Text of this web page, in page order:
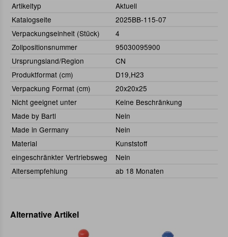
Artikeltyp
Aktuell
Katalogseite
2025BB-115-07
Verpackungseinheit (Stück)
4
Zollpositionsnummer
95030095900
Ursprungsland/Region
CN
Produktformat (cm)
D19,H23
Verpackung Format (cm)
20x20x25
Nicht geeignet unter
Keine Beschränkung
Made by Bartl
Nein
Made in Germany
Nein
Material
Kunststoff
eingeschränkter Vertriebsweg
Nein
Altersempfehlung
ab 18 Monaten
Alternative Artikel